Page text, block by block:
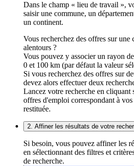
Dans le champ « lieu de travail »,
saisir une commune, un
un continent.
Vous recherchez des offres sur une
alentours ?
Vous pouvez y associer un rayon
0 et 100 km (par défaut la valeur
Si vous recherchez des offres sur
devez alors effectuer deux
Lancez votre recherche en cliquant
offres d'emploi correspondant à vos
restituée.
2. Affiner les résultats de votre
Si besoin, vous pouvez affiner les
en sélectionnant des filtres et
de recherche.